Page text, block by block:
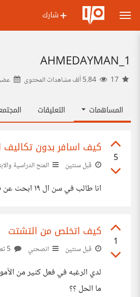
شارك
AHMEDAYMAN_1
المساهمات التعليقات
5
كيف اسافر بدون تكاليف
قبل سنتين المنح الدراسية
انا طالب في سن ال ١٩ ابحث عن فرصه سفر للخارج دراسه او تطوع او عمل
1
كيف اتخلص من التشتت
قبل سنتين انصحني
لدي الرغبه في فعل كثير من
ما الحل ؟؟